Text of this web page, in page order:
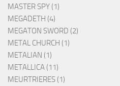
MASTER SPY (1)
MEGADETH (4)
MEGATON SWORD (2)
METAL CHURCH (1)
METALIAN (1)
METALLICA (11)
MEURTRIERES (1)